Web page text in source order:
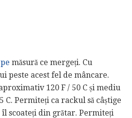
măsură ce mergeți. Cu
peste acest fel de mâncare.
120 F / 50 C și mediu
C. Permiteți ca rackul să câștige
îl scoateți din grătar. Permiteți